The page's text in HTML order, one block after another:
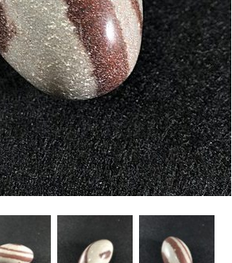
PRODUCTOS DE
CONSUMO